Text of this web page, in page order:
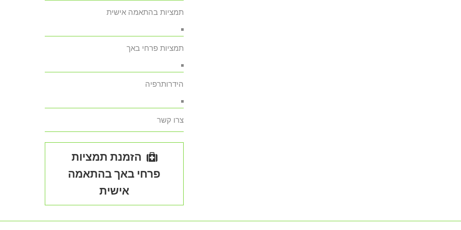
תמציות בהתאמה אישית
תמציות פרחי באך
הידרותרפיה
צרו קשר
הזמנת תמציות
פרחי באך בהתאמה
אישית